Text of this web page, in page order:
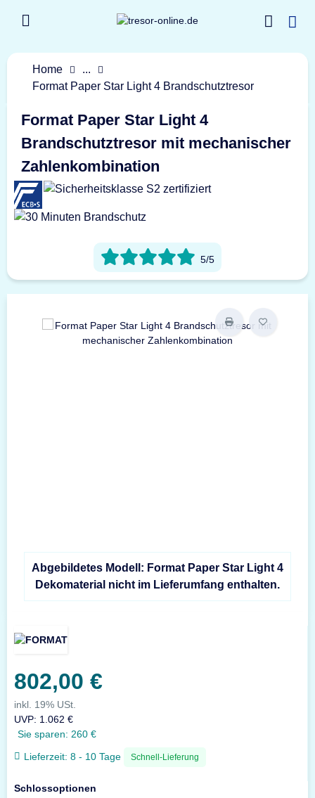
Home
...
Format Paper Star Light 4 Brandschutztresor
Format Paper Star Light 4
Brandschutztresor mit mechanischer
Zahlenkombination
5/5
Abgebildetes Modell: Format Paper Star Light 4
Dekomaterial nicht im Lieferumfang enthalten.
802,00 €
inkl. 19% USt.
UVP: 1.062 €
Sie sparen: 260 €
Lieferzeit: 8 - 10 Tage Schnell-Lieferung
Schlossoptionen